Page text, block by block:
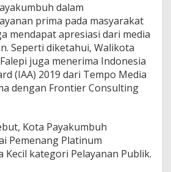
dalam
prima pada masyarakat
mendapat apresiasi dari media
Seperti diketahui, Walikota
juga menerima Indonesia
(IAA) 2019 dari Tempo Media
dengan Frontier Consulting
Kota Payakumbuh
Pemenang Platinum
kategori Pelayanan Publik.